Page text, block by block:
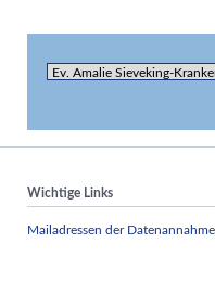
Wichtige Links
Mailadressen der Datenannahme